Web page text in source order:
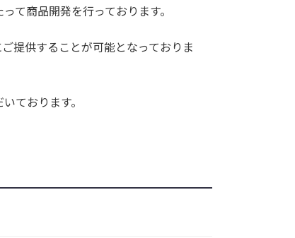
て商品開発を行っております。
提供することが可能となっておりま
ております。